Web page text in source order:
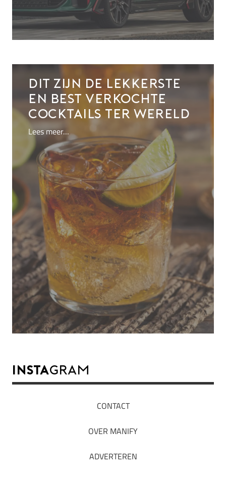
Dit zijn de lekkerste
en best verkochte
cocktails ter wereld
Lees meer…
INSTAGRAM
CONTACT
OVER MANIFY
ADVERTEREN